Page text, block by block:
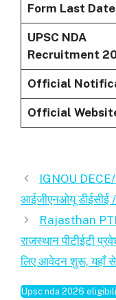
Form Last Date
UPSC NDA
Recruitment
Official
Official
IGNOU
आईजीएनओयू डीईसीई /
Rajasthan
राजस्थान पीटीईटी
लिए आवेदन शुरू, यहाँ
Upsc nda 2026